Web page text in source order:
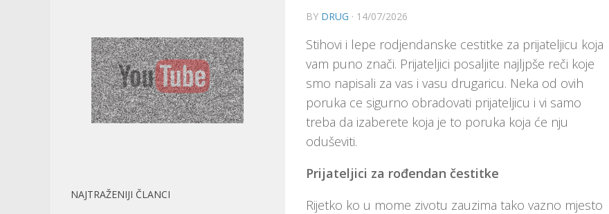
BY DRUG · 14/07/2026
Stihovi i lepe rodjendanske cestitke za prijateljicu koja
vam puno znači. Prijateljici posaljite najljpše reči koje
smo napisali za vas i vasu drugaricu. Neka od ovih
poruka ce sigurno obradovati prijateljicu i vi samo
treba da izaberete koja je to poruka koja će nju
oduševiti.
Prijateljici za rođendan čestitke
Rijetko ko u mome zivotu zauzima tako vazno mjesto
NAJTRAŽENIJI ČLANCI